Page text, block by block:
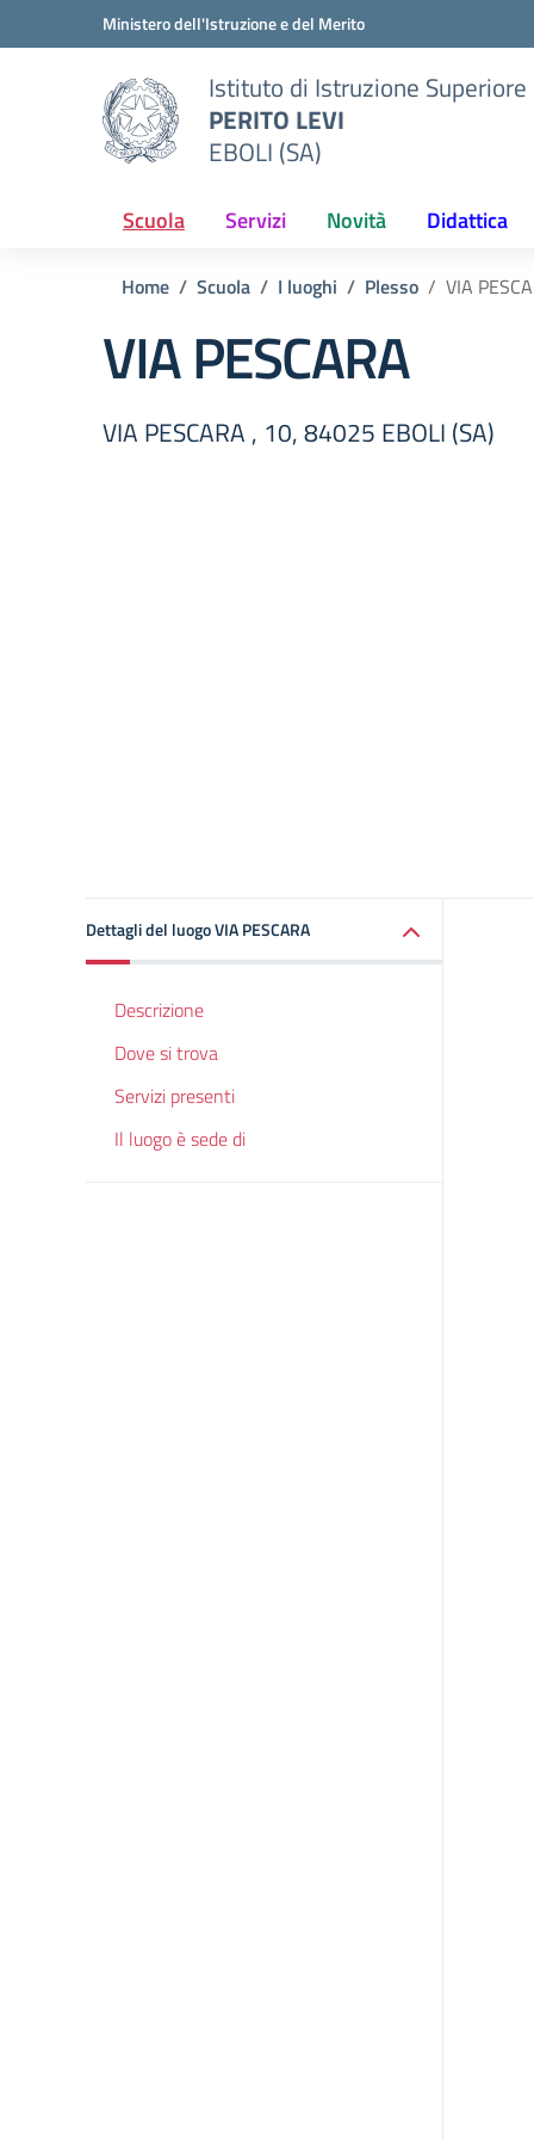
Vai ai contenuti
Vai al menu di navigazioneMinistero dell'Istruzione e del Merito
Istituto di Istruzione Superiore
PERITO LEVI
EBOLI (SA)
Scuola Servizi Novità Didattica
Home Scuola I luoghi Plesso VIA
VIA PESCARA
VIA PESCARA , 10, 84025 EBOLI (SA)
Dettagli del luogo VIA PESCARA
Descrizione
Dove si trova
Servizi presenti
Il luogo è sede di